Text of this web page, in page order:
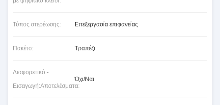
Τύπος στερέωσης: Επεξεργασία επιφανείας
Πακέτο: Τραπέζι
Διαφορετικό -
Εισαγωγή:Αποτελέσματα:
Όχι/Ναι